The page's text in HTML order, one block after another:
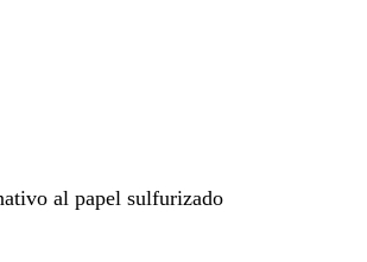
al papel sulfurizado